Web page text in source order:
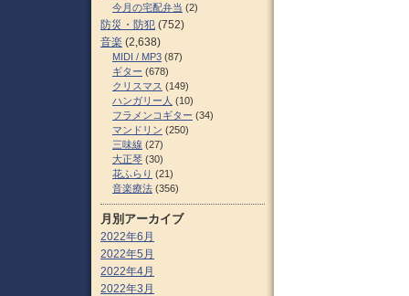
今月の宅配弁当 (2)
防災・防犯 (752)
音楽 (2,638)
MIDI / MP3 (87)
ギター (678)
クリスマス (149)
ハンガリー人 (10)
フラメンコギター (34)
マンドリン (250)
三味線 (27)
大正琴 (30)
花ふらり (21)
音楽療法 (356)
月別アーカイブ
2022年6月
2022年5月
2022年4月
2022年3月